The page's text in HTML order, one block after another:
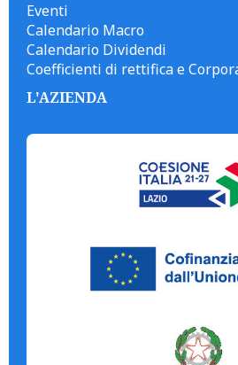
Eventi
Calendario Macro
Calendario Dividendi
Coefficienti di rettifica e
L'AZIENDA